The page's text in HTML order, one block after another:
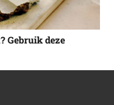
Gebruik deze